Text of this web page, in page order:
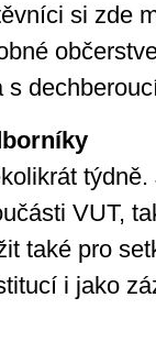
si zde
VUT,
také pro
i jako